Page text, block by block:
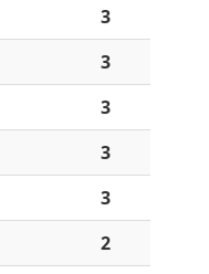
3
3
3
3
3
2